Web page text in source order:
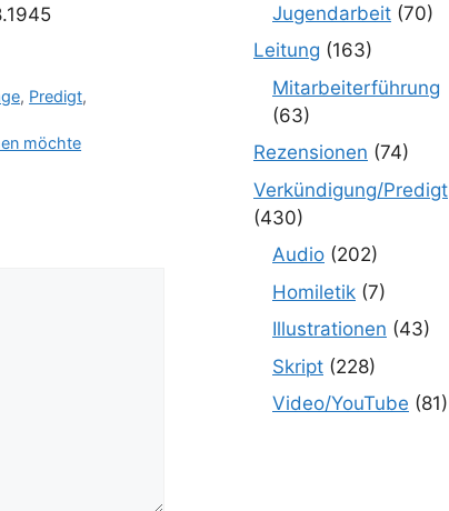
, Predigt,
möchte
Jugendarbeit (70)
Leitung (163)
Mitarbeiterführung
(63)
Rezensionen (74)
Verkündigung/Predigt
(430)
Audio (202)
Homiletik (7)
Illustrationen (43)
Skript (228)
Video/YouTube (81)